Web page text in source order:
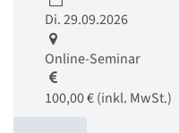
Di. 29.09.2026
Online-Seminar
100,00 € (inkl. MwSt.)